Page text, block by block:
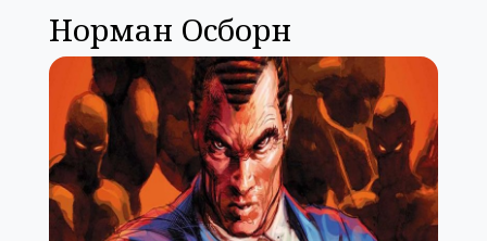
Норман Осборн